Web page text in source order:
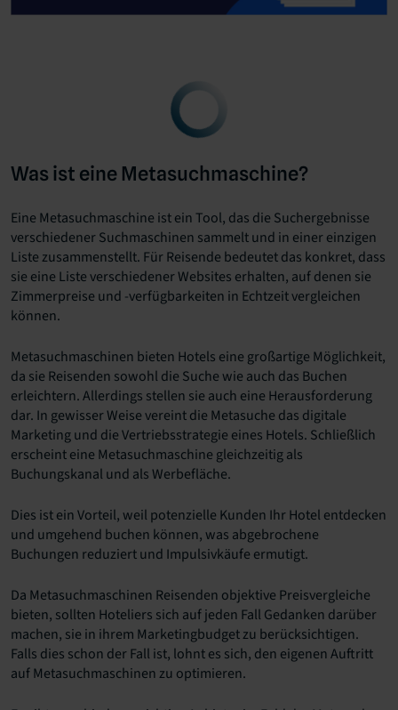
Was ist eine Metasuchmaschine?
Eine Metasuchmaschine ist ein Tool, das die Suchergebnisse
verschiedener Suchmaschinen sammelt und in einer einzigen
Liste zusammenstellt. Für Reisende bedeutet das konkret, dass
sie eine Liste verschiedener Websites erhalten, auf denen sie
Zimmerpreise und -verfügbarkeiten in Echtzeit vergleichen
können.
Metasuchmaschinen bieten Hotels eine großartige Möglichkeit,
da sie Reisenden sowohl die Suche wie auch das Buchen
erleichtern. Allerdings stellen sie auch eine Herausforderung
dar. In gewisser Weise vereint die Metasuche das digitale
Marketing und die Vertriebsstrategie eines Hotels. Schließlich
erscheint eine Metasuchmaschine gleichzeitig als
Buchungskanal und als Werbefläche.
Dies ist ein Vorteil, weil potenzielle Kunden Ihr Hotel entdecken
und umgehend buchen können, was abgebrochene
Buchungen reduziert und Impulsivkäufe ermutigt.
Da Metasuchmaschinen Reisenden objektive Preisvergleiche
bieten, sollten Hoteliers sich auf jeden Fall Gedanken darüber
machen, sie in ihrem Marketingbudget zu berücksichtigen.
Falls dies schon der Fall ist, lohnt es sich, den eigenen Auftritt
auf Metasuchmaschinen zu optimieren.